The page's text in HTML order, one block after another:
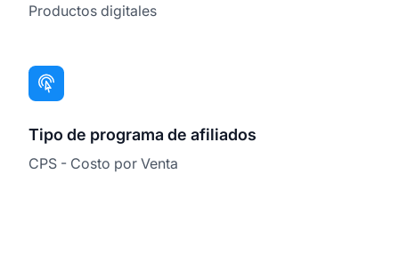
Productos digitales
Tipo de programa de afiliados
CPS - Costo por Venta